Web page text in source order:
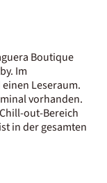
Boutique
Im
Leseraum.
vorhanden.
out-Bereich
in der gesamten